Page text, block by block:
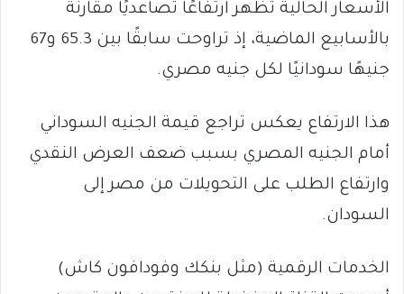
الأسعار الحالية تُظهر ارتفاعًا تصاعديًا مقارنة
بالأسابيع الماضية، إذ تراوحت سابقًا بين 65.3 و67
جنيهًا سودانيًا لكل جنيه مصري.
هذا الارتفاع يعكس تراجع قيمة الجنيه السوداني
أمام الجنيه المصري بسبب ضعف العرض النقدي
وارتفاع الطلب على التحويلات من مصر إلى
السودان.
الخدمات الرقمية (مثل بنكك وفودافون كاش)